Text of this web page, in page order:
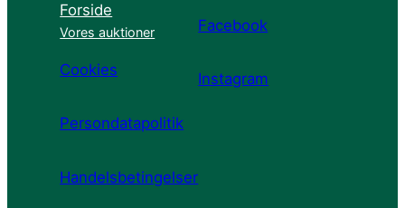
Forside
Vores auktioner
Cookies
Persondatapolitik
Handelsbetingelser
Facebook
Instagram